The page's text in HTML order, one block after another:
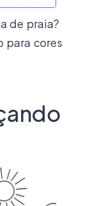
de praia?
para cores